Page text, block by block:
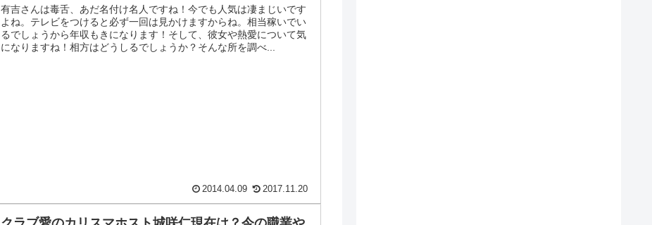
有吉さんは毒舌、あだ名付け名人ですね！今でも人気は凄まじいです
よね。テレビをつけると必ず一回は見かけますからね。相当稼いでい
るでしょうから年収もきになります！そして、彼女や熱愛について気
になりますね！相方はどうしるでしょうか？そんな所を調べ...
2014.04.09 2017.11.20